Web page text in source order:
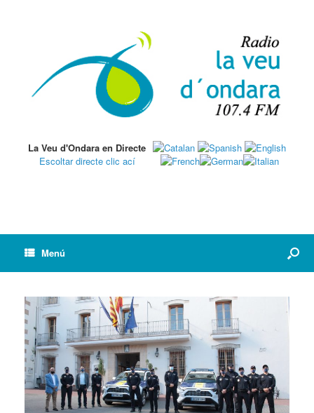
La Veu d'Ondara en Directe
Escoltar directe clic ací
Menú